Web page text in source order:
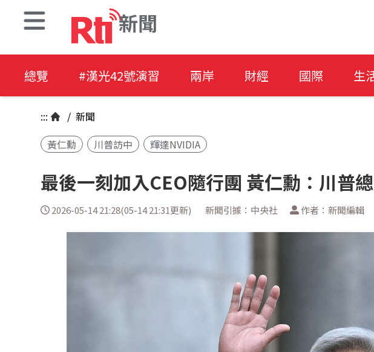
新聞
總覽 #漢光42號演習 兩岸 財經 國際 生
::: / 新聞
黃仁勳
川普訪中 輝達NVIDIA
最後一刻加入CEO隨行團 黃仁勳：川普
2026-05-14 21:28(05-14 21:31更新) 新聞引據：中央社 作者：新聞編輯